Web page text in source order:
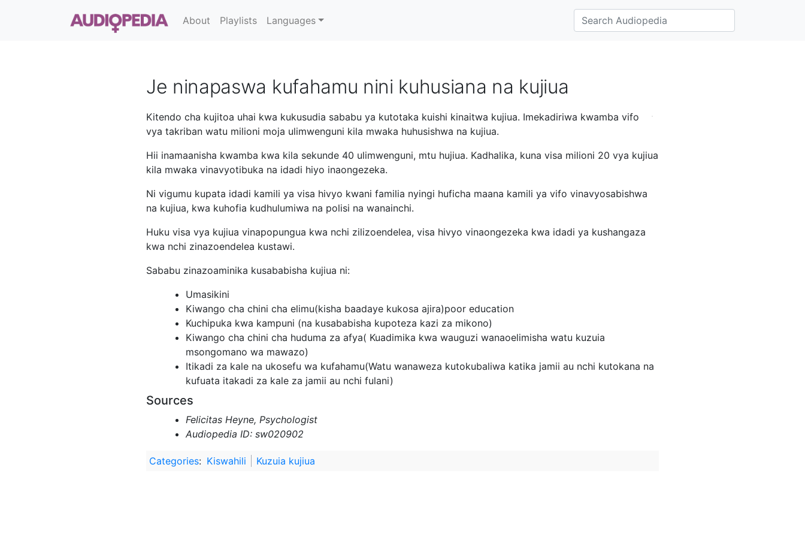
About Playlists Languages
Je ninapaswa kufahamu nini kuhusiana na kujiua
Kitendo cha kujitoa uhai kwa kukusudia sababu ya kutotaka kuishi kinaitwa kujiua. Imekadiriwa kwamba vifo
vya takriban watu milioni moja ulimwenguni kila mwaka huhusishwa na kujiua.
Hii inamaanisha kwamba kwa kila sekunde 40 ulimwenguni, mtu hujiua. Kadhalika, kuna visa milioni 20 vya kujiua
kila mwaka vinavyotibuka na idadi hiyo inaongezeka.
Ni vigumu kupata idadi kamili ya visa hivyo kwani familia nyingi huficha maana kamili ya vifo vinavyosabishwa
na kujiua, kwa kuhofia kudhulumiwa na polisi na wanainchi.
Huku visa vya kujiua vinapopungua kwa nchi zilizoendelea, visa hivyo vinaongezeka kwa idadi ya kushangaza
kwa nchi zinazoendelea kustawi.
Sababu zinazoaminika kusababisha kujiua ni:
Umasikini
Kiwango cha chini cha elimu(kisha baadaye kukosa ajira)poor education
Kuchipuka kwa kampuni (na kusababisha kupoteza kazi za mikono)
Kiwango cha chini cha huduma za afya( Kuadimika kwa wauguzi wanaoelimisha watu kuzuia
msongomano wa mawazo)
Itikadi za kale na ukosefu wa kufahamu(Watu wanaweza kutokubaliwa katika jamii au nchi kutokana na
kufuata itakadi za kale za jamii au nchi fulani)
Sources
Felicitas Heyne, Psychologist
Audiopedia ID: sw020902
Categories: Kiswahili Kuzuia kujiua